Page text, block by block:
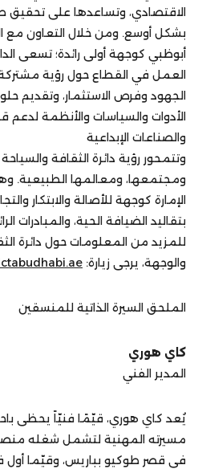
الاقتصادي، وتساعدها على تحقيق
بشكل أوسع. ومن خلال التعاون مع
أبوظبي كوجهة أولى رائدة؛ تسعى
العمل في القطاع حول رؤية مشتركة
الجهود وفرص الاستثمار، وتقديم
الأدوات والسياسات والأنظمة لدعم
والصناعات الإبداعية
وتتمحور رؤية دائرة الثقافة
ومجتمعها، ومعالمها الطبيعية.
الإمارة كوجهة للأصالة والابتكار
بتقاليد الضيافة الحية، والمبادرات
للمزيد من المعلومات حول دائرة
والوجهة، يرجى زيارة:
الملحق السيرة الذاتية للمنسقين
كاي هوري
المدير الفني
يُعد كاي هوري، قيّمًا فنيّاً يحظى
مسيرته المهنية لتشمل شغله منصب
في قصر طوكيو بباريس، وقيّما